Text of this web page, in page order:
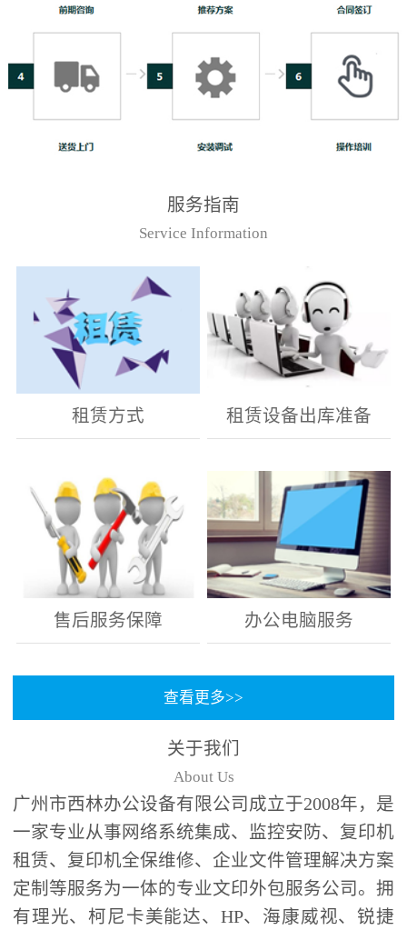
服务指南
Service Information
租赁方式 租赁设备出库准备
售后服务保障 办公电脑服务
查看更多>>
关于我们
About Us
广州市西林办公设备有限公司成立于2008年，是
一家专业从事网络系统集成、监控安防、复印机
租赁、复印机全保维修、企业文件管理解决方案
定制等服务为一体的专业文印外包服务公司。拥
有理光、柯尼卡美能达、HP、海康威视、锐捷